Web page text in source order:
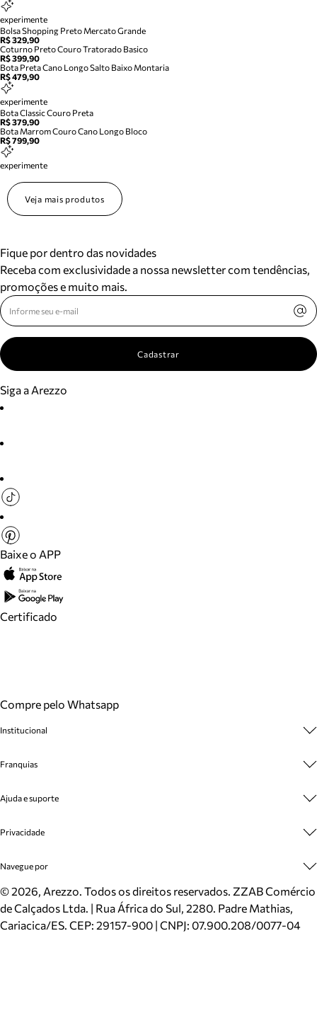
experimente
Bolsa Shopping Preto Mercato Grande
R$ 329,90
Coturno Preto Couro Tratorado Basico
R$ 399,90
Bota Preta Cano Longo Salto Baixo Montaria
R$ 479,90
experimente
Bota Classic Couro Preta
R$ 379,90
Bota Marrom Couro Cano Longo Bloco
R$ 799,90
experimente
Veja mais produtos
Fique por dentro das novidades
Receba com exclusividade a nossa newsletter com tendências,
promoções e muito mais.
Cadastrar
Siga a Arezzo
Baixe o APP
Certificado
Compre pelo Whatsapp
Institucional
Cashback
Venda Corporativa
Mapa do Site
Inverno
Mundo Arezzo
Franquias
Plano de Negócio
Ajuda e suporte
Cadastro
Meus Pedidos
Trocas e Devoluções
Cartão Presente
Localizador de lojas
Privacidade
Politica e Privacidade
Navegue por
Sapatos
Bolsas
Scarpins
©2026, Arezzo. Todos os direitos reservados. ZZAB Comércio
de Calçados Ltda. | Rua África do Sul, 2280. Padre Mathias,
Cariacica/ES. CEP: 29157-900 | CNPJ: 07.900.208/0077-04